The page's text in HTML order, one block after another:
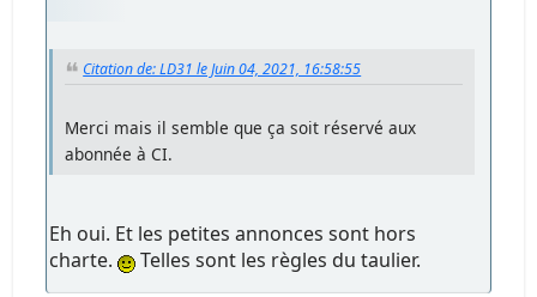
Citation de: LD31 le Juin 04, 2021, 16:58:55
Merci mais il semble que ça soit réservé aux
abonnée à CI.
Eh oui. Et les petites annonces sont hors
charte.
Telles sont les règles du taulier.